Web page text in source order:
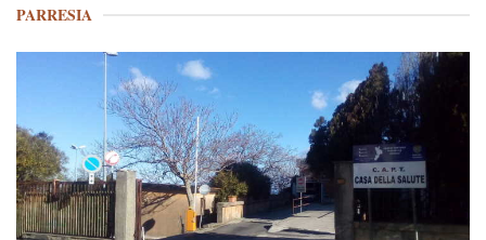
PARRESIA